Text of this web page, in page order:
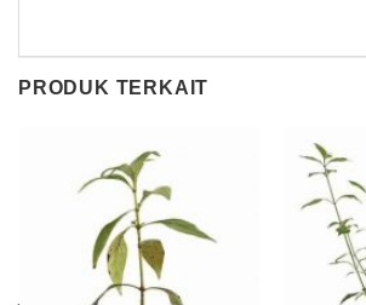
PRODUK TERKAIT